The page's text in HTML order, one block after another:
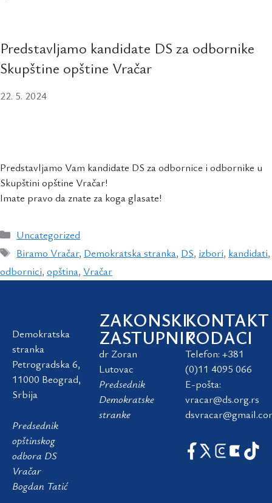
Predstavljamo kandidate DS za odbornike
Skupštine opštine Vračar
22. 5. 2024
Predstavljamo Vam kandidate DS za odbornice i odbornike u
Skupštini opštine Vračar!
Imate pravo da znate za koga glasate!
Uncategorized
Biramo Vračar, Demokratska stranka, DS, izbori, kandidati,
odbornici, opština, Vračar
Demokratska
stranka
Petrogradska 6,
11000 Beograd,
Srbija
Predsednik
opštinskog
odbora DS
Vračar
Bogdan Tatić
ZAKONSKI
ZASTUPNIK
dr Zoran
Lutovac
Predsednik
Demokratske
stranke
KONTAKT
PODACI
Telefon: +381
(0)11 4095 066
E-pošta:
vracar@ds.org.rs